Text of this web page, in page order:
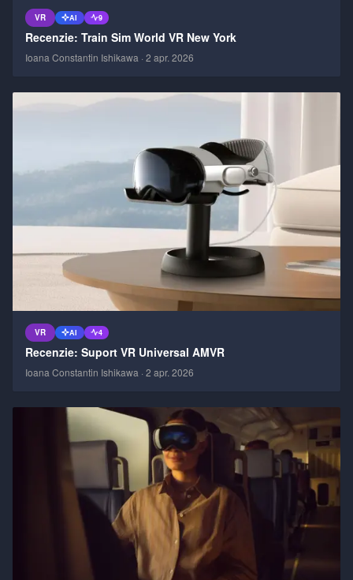
VR AI 9
Recenzie: Train Sim World VR New York
Ioana Constantin Ishikawa · 2 apr. 2026
VR AI 4
Recenzie: Suport VR Universal AMVR
Ioana Constantin Ishikawa · 2 apr. 2026